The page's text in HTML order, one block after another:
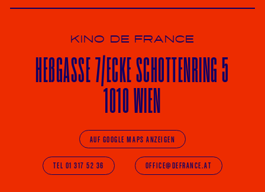
KINO DE FRANCE
HEßGASSE 7/ECKESCHOTTENRING 5
1010 WIEN
AUF GOOGLE MAPS ANZEIGEN
TEL 01 317 52 36 OFFICE@DEFRANCE.AT